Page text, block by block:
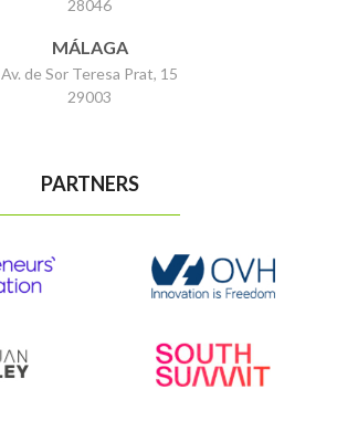
28046
MÁLAGA
Av. de Sor Teresa Prat, 15
29003
PARTNERS